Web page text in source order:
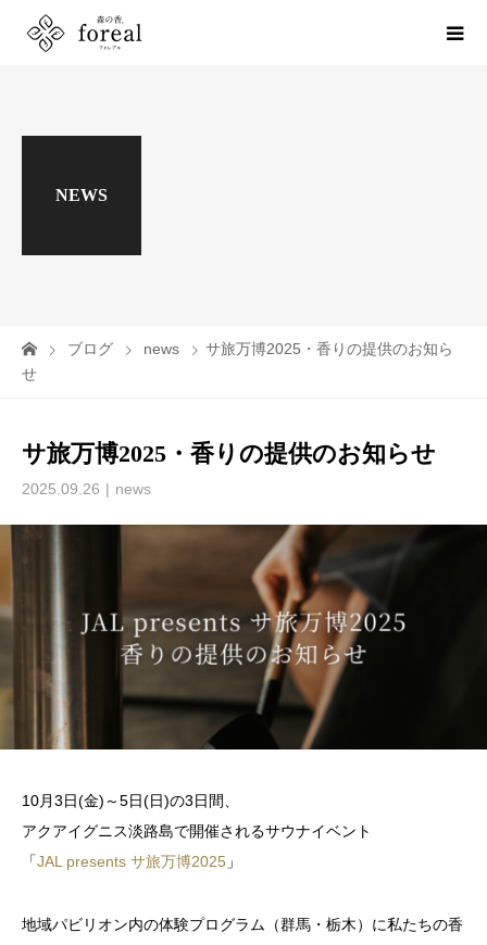
NEWS
ブログ news
サ旅万博2025・香りの提供のお知ら
せ
サ旅万博2025・香りの提供のお知らせ
2025.09.26 news
10月3日(金)～5日(日)の3日間、
アクアイグニス淡路島で開催されるサウナイベント
「JAL presents サ旅万博2025 」
地域パビリオン内の体験プログラム（群馬・栃木）に私たちの香